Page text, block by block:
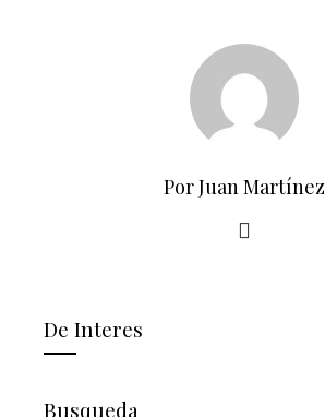
Por Juan Martínez
De Interes
Busqueda